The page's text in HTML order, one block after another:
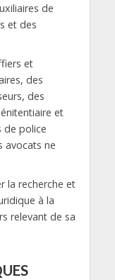
de
et des
et
des
des
et
de police
avocats ne
la recherche et
à la
relevant de sa